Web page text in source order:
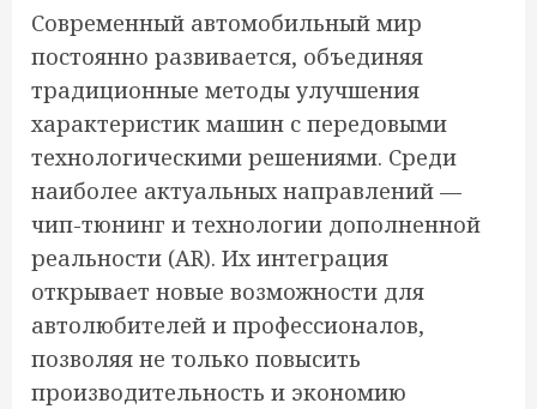
Современный автомобильный мир
постоянно развивается, объединяя
традиционные методы улучшения
характеристик машин с передовыми
технологическими решениями. Среди
наиболее актуальных направлений —
чип-тюнинг и технологии дополненной
реальности (AR). Их интеграция
открывает новые возможности для
автолюбителей и профессионалов,
позволяя не только повысить
производительность и экономию